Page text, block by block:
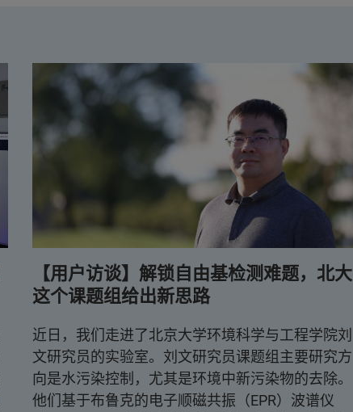
【用户访谈】解锁自由基检测难题，北大
这个课题组给出新思路
近日，我们走进了北京大学环境科学与工程学院刘
文研究员的实验室。刘文研究员课题组主要研究方
向是水污染控制，尤其是环境中新污染物的去除。
他们基于布鲁克的电子顺磁共振（EPR）波谱仪